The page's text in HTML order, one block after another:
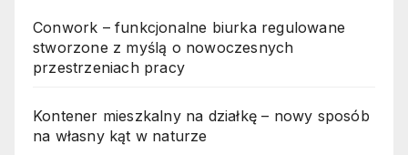
Conwork – funkcjonalne biurka regulowane
stworzone z myślą o nowoczesnych
przestrzeniach pracy
Kontener mieszkalny na działkę – nowy sposób
na własny kąt w naturze